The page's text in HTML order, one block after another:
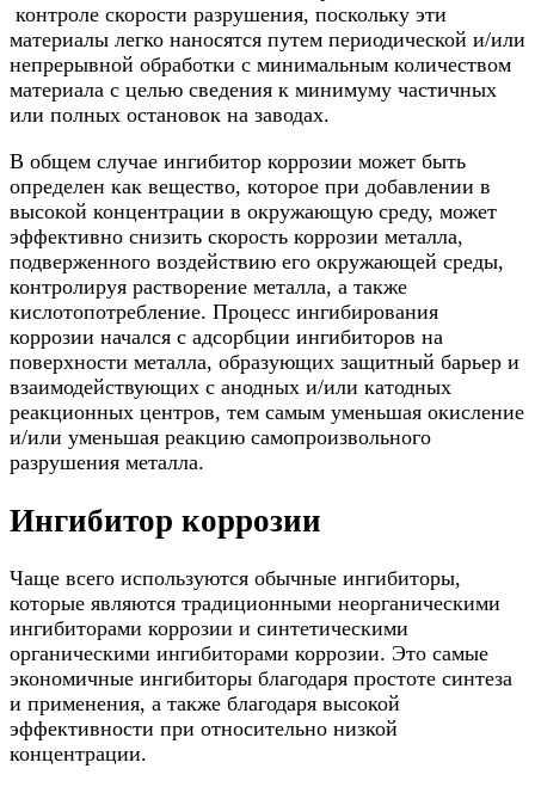
контроле скорости разрушения, поскольку эти
материалы легко наносятся путем периодической и/или
непрерывной обработки с минимальным количеством
материала с целью сведения к минимуму частичных
или полных остановок на заводах.
В общем случае ингибитор коррозии может быть
определен как вещество, которое при добавлении в
высокой концентрации в окружающую среду, может
эффективно снизить скорость коррозии металла,
подверженного воздействию его окружающей среды,
контролируя растворение металла, а также
кислотопотребление. Процесс ингибирования
коррозии начался с адсорбции ингибиторов на
поверхности металла, образующих защитный барьер и
взаимодействующих с анодных и/или катодных
реакционных центров, тем самым уменьшая окисление
и/или уменьшая реакцию самопроизвольного
разрушения металла.
Ингибитор коррозии
Чаще всего используются обычные ингибиторы,
которые являются традиционными неорганическими
ингибиторами коррозии и синтетическими
органическими ингибиторами коррозии. Это самые
экономичные ингибиторы благодаря простоте синтеза
и применения, а также благодаря высокой
эффективности при относительно низкой
концентрации.